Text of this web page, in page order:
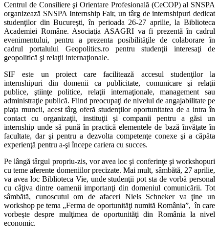
Centrul de Consiliere şi Orientare Profesională (CeCOP) al SNSPA
organizează SNSPA Internship Fair, un târg de internshipuri dedicat
studenţilor din Bucureşti, în perioada 26-27 aprilie, la Biblioteca
Academiei Române. Asociaţia ASAGRI va fi prezentă în cadrul
evenimentului, pentru a prezenta posibilităţile de colaborare în
cadrul portalului Geopolitics.ro pentru studenţii interesaţi de
geopolitică şi relaţii internaţionale.
SIF este un proiect care facilitează accesul studenţilor la
internshipuri din domenii ca publicitate, comunicare şi relaţii
publice, ştiinţe politice, relaţii internaţionale, management sau
administraţie publică. Fiind preocupaţi de nivelul de angajabilitate pe
piaţa muncii, acest târg oferă studenţilor oportunitatea de a intra în
contact cu organizaţii, instituţii şi companii pentru a găsi un
internship unde să pună în practică elementele de bază învăţate în
facultate, dar şi pentru a dezvolta competenţe conexe şi a căpăta
experienţă pentru a-şi începe cariera cu succes.
Pe lângă târgul propriu-zis, vor avea loc şi conferinţe şi workshopuri
cu teme aferente domeniilor precizate. Mai mult, sâmbătă, 27 aprilie,
va avea loc Biblioteca Vie, unde studenţii pot sta de vorbă personal
cu câţiva dintre oamenii importanţi din domeniul comunicării. Tot
sâmbătă, cunoscutul om de afaceri Niels Schneker va ţine un
workshop pe tema „Ferma de oportunităţi numită România”, în care
vorbeşte despre mulţimea de oportunităţi din România la nivel
economic.